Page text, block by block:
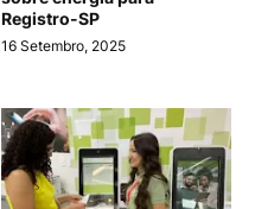
Registro-SP
16 Setembro, 2025